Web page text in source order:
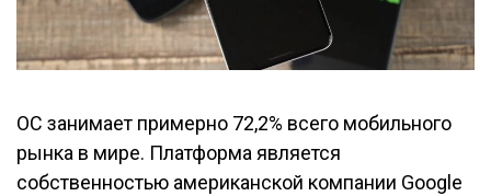
ОС занимает примерно 72,2% всего мобильного
рынка в мире. Платформа является
собственностью американской компании Google